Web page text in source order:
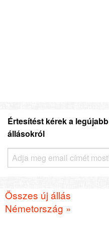
Értesítést kérek a legújabb
állásokról
Összes új állás
Németország »